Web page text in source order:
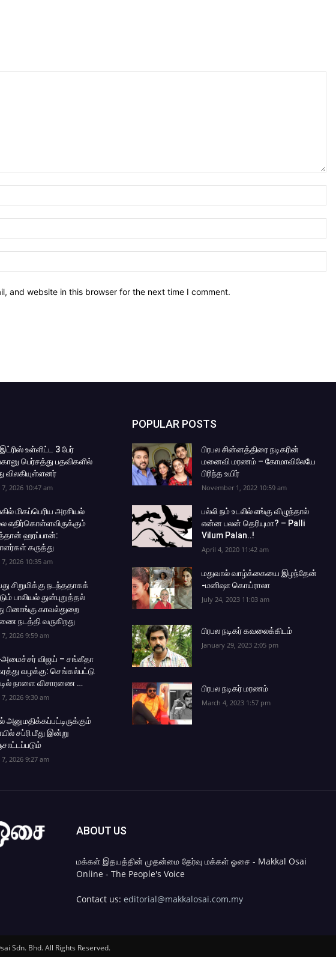
and website in this browser for the next time I comment.
இட்ரிஸ் உள்ளிட்ட 3 பேர்
பெர்சத்து பதவிகளில்
விலகியுள்ளனர்
2026 10:47 am
மிகப்பெரிய அரசியல்
எதிர்கொள்ளவிருக்கும்
ஹரப்பான்:
கருத்து
2026 10:35 am
சிறுமிக்கு நடந்ததாகக்
பாலியல் துன்புறுத்தல்
பினாங்கு காவல்துறை
நடத்தி வருகிறது
2026 9:59 am
அமைச்சர் விஜய் – சங்கீதா
வழக்கு: செங்கல்பட்டு
நாளை விசாரணை …
2026 9:30 am
அனுமதிக்கப்பட்டிருக்கும்
சப்ரி மீது இன்று
2026 9:27 am
POPULAR POSTS
பிரபல சின்னத்திரை நடிகரின்
மனைவி மரணம் – கோமாவிலேயே
பிரிந்த உயிர்
November 1, 2022 10:59 am
பல்லி நம் உடலில் எங்கு விழுந்தால்
என்ன பலன் தெரியுமா? – Palli
Vilum Palan..!
April 4, 2020 11:42 am
மதுவால் வாழ்க்கையை இழந்தேன்
-மனிஷா கொய்ராலா
July 24, 2023 11:03 am
பிரபல நடிகர் கவலைக்கிடம்
January 29, 2023 2:05 pm
பிரபல நடிகர் மரணம்
March 4, 2023 1:57 pm
ABOUT US
மக்கள் இதயத்தின் முதன்மை தேர்வு மக்கள் ஓசை - Makkal Osai
Online - The People's Voice
Contact us: editorial@makkalosai.com.my
Sdn. Bhd. All Rights Reserved.